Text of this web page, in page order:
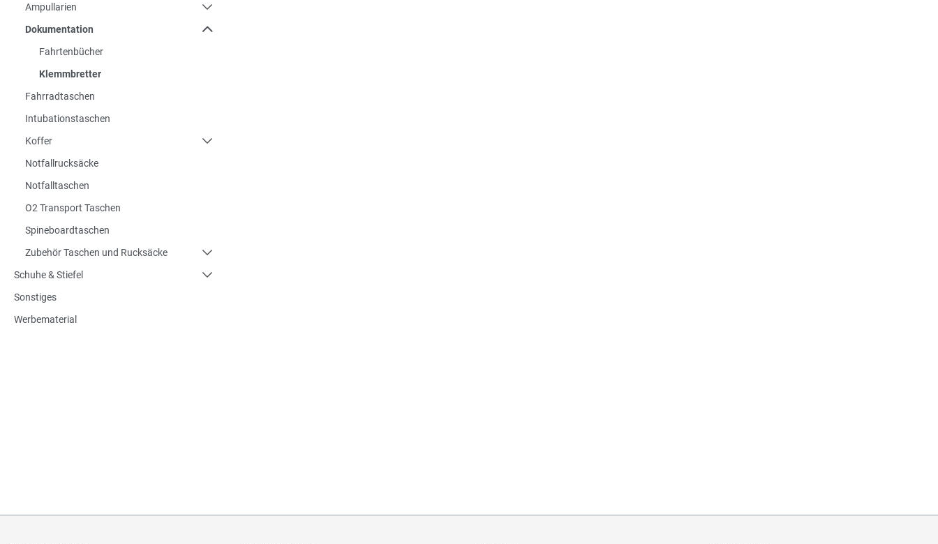
Ampullarien
Dokumentation
Fahrtenbücher
Klemmbretter
Fahrradtaschen
Intubationstaschen
Koffer
Notfallrucksäcke
Notfalltaschen
O2 Transport Taschen
Spineboardtaschen
Zubehör Taschen und Rucksäcke
Schuhe & Stiefel
Sonstiges
Werbematerial